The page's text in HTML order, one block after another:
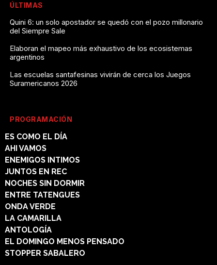
ÚLTIMAS
Quini 6: un solo apostador se quedó con el pozo millonario
del Siempre Sale
Elaboran el mapeo más exhaustivo de los ecosistemas
argentinos
Las escuelas santafesinas vivirán de cerca los Juegos
Suramericanos 2026
PROGRAMACIÓN
ES COMO EL DÍA
AHI VAMOS
ENEMIGOS INTIMOS
JUNTOS EN REC
NOCHES SIN DORMIR
ENTRE TATENGUES
ONDA VERDE
LA CAMARILLA
ANTOLOGÍA
EL DOMINGO MENOS PENSADO
STOPPER SABALERO